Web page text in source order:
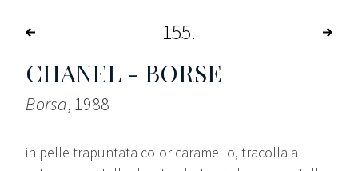
155
CHANEL - BORSE
Borsa, 1988
in pelle trapuntata color caramello, tracolla a